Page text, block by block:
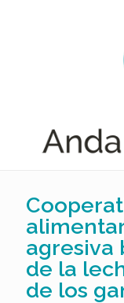
agresiva
de la
de los